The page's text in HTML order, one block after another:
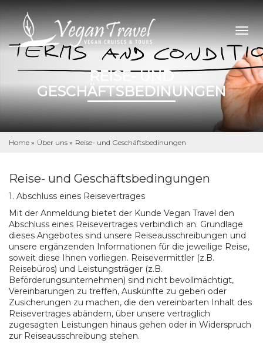
REISE- UND
GESCHÄFTSBEDINUNGEN
Home » Über uns » Reise- und Geschäftsbedinungen
Reise- und Geschäftsbedingungen
1. Abschluss eines Reisevertrages
Mit der Anmeldung bietet der Kunde Vegan Travel den
Abschluss eines Reisevertrages verbindlich an. Grundlage
dieses Angebotes sind unsere Reiseausschreibungen und
unsere ergänzenden Informationen für die jeweilige Reise,
soweit diese Ihnen vorliegen. Reisevermittler (z.B.
Reisebüros) und Leistungsträger (z.B.
Beförderungsunternehmen) sind nicht bevollmächtigt,
Vereinbarungen zu treffen, Auskünfte zu geben oder
Zusicherungen zu machen, die den vereinbarten Inhalt des
Reisevertrages abändern, über unsere vertraglich
zugesagten Leistungen hinaus gehen oder in Widerspruch
zur Reiseausschreibung stehen.